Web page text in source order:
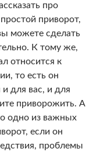
про
приворот,
можете сделать
К тому же,
относится к
то есть он
и для вас, и для
приворожить. А
одно из важных
если он
проблемы